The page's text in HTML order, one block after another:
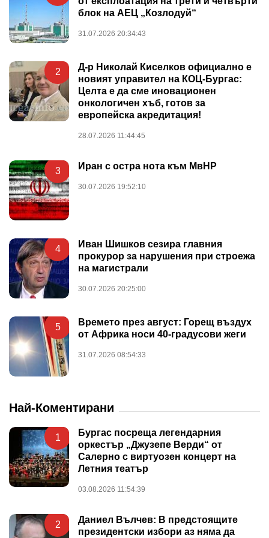
блок на АЕЦ „Козлодуй“
31.07.2026 20:34:43
2
Д-р Николай Киселков официално е
новият управител на КОЦ-Бургас:
Целта е да сме иновационен
онкологичен хъб, готов за
европейска акредитация!
28.07.2026 11:44:45
3 Иран с остра нота към МвНР
30.07.2026 19:52:10
4
Иван Шишков сезира главния
прокурор за нарушения при строежа
на магистрали
30.07.2026 20:25:00
5
Времето през август: Горещ въздух
от Африка носи 40-градусови жеги
31.07.2026 08:54:33
Най-Коментирани
1
Бургас посреща легендарния
оркестър „Джузепе Верди“ от
Салерно с виртуозен концерт на
Летния театър
03.08.2026 11:54:39
2
Даниел Вълчев: В предстоящите
президентски избори аз няма да